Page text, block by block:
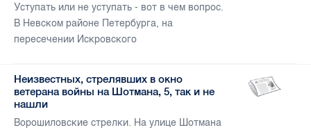
Уступать или не уступать - вот в чем вопрос.
В Невском районе Петербурга, на
пересечении Искровского
Неизвестных, стрелявших в окно
ветерана войны на Шотмана, 5, так и не
нашли
Ворошиловские стрелки. На улице Шотмана